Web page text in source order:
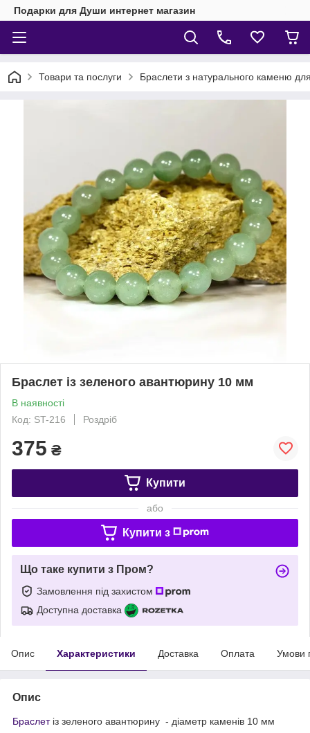
Подарки для Души интернет магазин
Товари та послуги Браслети з натурального каменю
Браслет із зеленого авантюрину 10 мм
В наявності
Код: ST-216
Роздріб
375 ₴
Купити
або
Купити з
Що таке купити з Пром?
Замовлення під захистом
Доступна доставка
Опис Характеристики Доставка Оплата Умови
Опис
Браслетіз зеленого авантюрину - діаметр каменів 10 мм